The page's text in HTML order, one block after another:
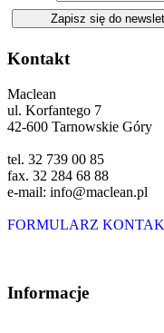
Kontakt
Maclean
ul. Korfantego 7
42-600 Tarnowskie Góry
tel. 32 739 00 85
fax. 32 284 68 88
e-mail: info@maclean.pl
FORMULARZ
Informacje